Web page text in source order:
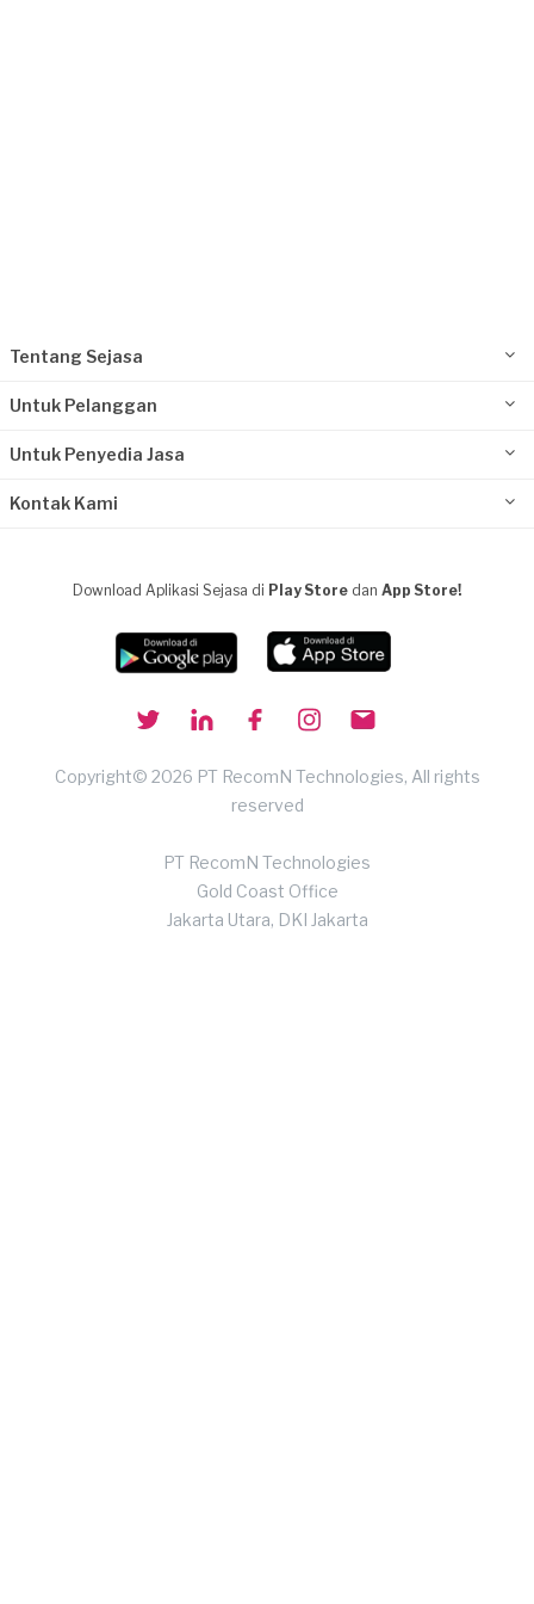
Tentang Sejasa
Untuk Pelanggan
Untuk Penyedia Jasa
Kontak Kami
Download Aplikasi Sejasa di Play Store dan App Store!
Copyright© 2026 PT RecomN Technologies, All rights
reserved
PT RecomN Technologies
Gold Coast Office
Jakarta Utara, DKI Jakarta